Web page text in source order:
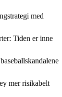
med
Tiden er inne
mer risikabelt